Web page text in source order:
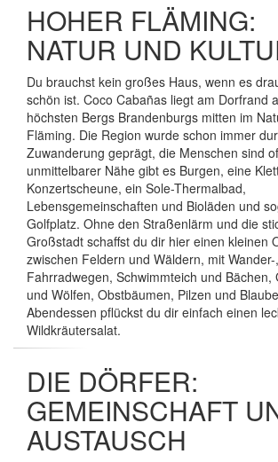
HOHER FLÄMING:
NATUR UND
Du brauchst kein großes Haus, wenn es
schön ist. Coco Cabañas liegt am Dorfrand
höchsten Bergs Brandenburgs mitten im
Fläming. Die Region wurde schon immer
Zuwanderung geprägt, die Menschen sind
unmittelbarer Nähe gibt es Burgen, eine
Konzertscheune, ein Sole-Thermalbad,
Lebensgemeinschaften und Bioläden und
Golfplatz. Ohne den Straßenlärm und die
Großstadt schaffst du dir hier einen kleinen
zwischen Feldern und Wäldern, mit
Fahrradwegen, Schwimmteich und Bächen,
und Wölfen, Obstbäumen, Pilzen und
Abendessen pflückst du dir einfach einen
Wildkräutersalat.
DIE DÖRFER:
GEMEINSCHAFT
AUSTAUSCH